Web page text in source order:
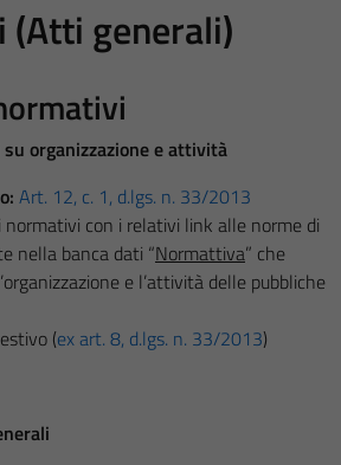
generali)
organizzazione e attività
Art. 12, c. 1, d.lgs. n. 33/2013
con i relativi link alle norme di
nella banca dati “Normattiva” che
e l’attività delle pubbliche
(ex art. 8, d.lgs. n. 33/2013)